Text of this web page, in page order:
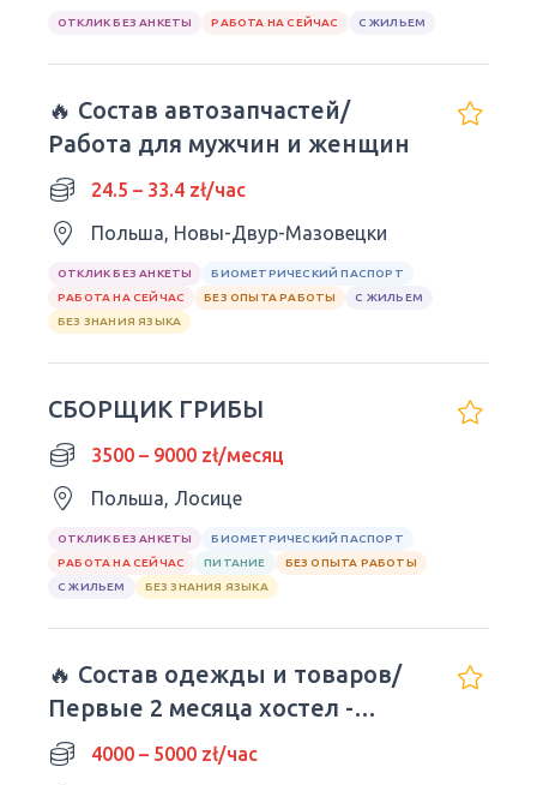
ОТКЛИК БЕЗ АНКЕТЫ РАБОТА НА СЕЙЧАС С ЖИЛЬЕМ
🔥 Состав автозапчастей/
Работа для мужчин и женщин
24.5 – 33.4 zł/час
Польша, Новы-Двур-Мазовецки
ОТКЛИК БЕЗ АНКЕТЫ
БИОМЕТРИЧЕСКИЙ ПАСПОРТ
РАБОТА НА СЕЙЧАС
БЕЗ ОПЫТА РАБОТЫ
С ЖИЛЬЕМ
БЕЗ ЗНАНИЯ ЯЗЫКА
СБОРЩИК ГРИБЫ
3500 – 9000 zł/месяц
Польша, Лосице
ОТКЛИК БЕЗ АНКЕТЫ
БИОМЕТРИЧЕСКИЙ ПАСПОРТ
РАБОТА НА СЕЙЧАС
ПИТАНИЕ
БЕЗ ОПЫТА РАБОТЫ
С ЖИЛЬЕМ
БЕЗ ЗНАНИЯ ЯЗЫКА
🔥 Состав одежды и товаров/
Первые 2 месяца хостел -
БЕСПЛАТНЫЕ
4000 – 5000 zł/час